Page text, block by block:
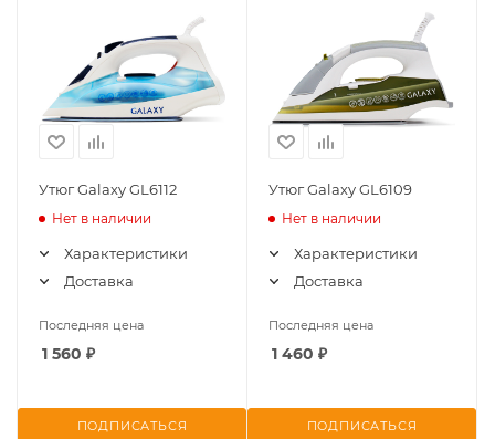
Утюг Galaxy GL6112
Нет в наличии
Характеристики
Доставка
Последняя цена
1 560 ₽
ПОДПИСАТЬСЯ
Утюг Galaxy GL6109
Нет в наличии
Характеристики
Доставка
Последняя цена
1 460 ₽
ПОДПИСАТЬСЯ